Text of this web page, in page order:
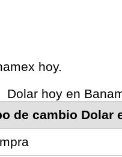
hoy.
Dolar hoy en
de cambio Dolar